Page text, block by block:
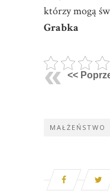
którzy mogą
Grabka
<<
MAŁŻEŃSTWO